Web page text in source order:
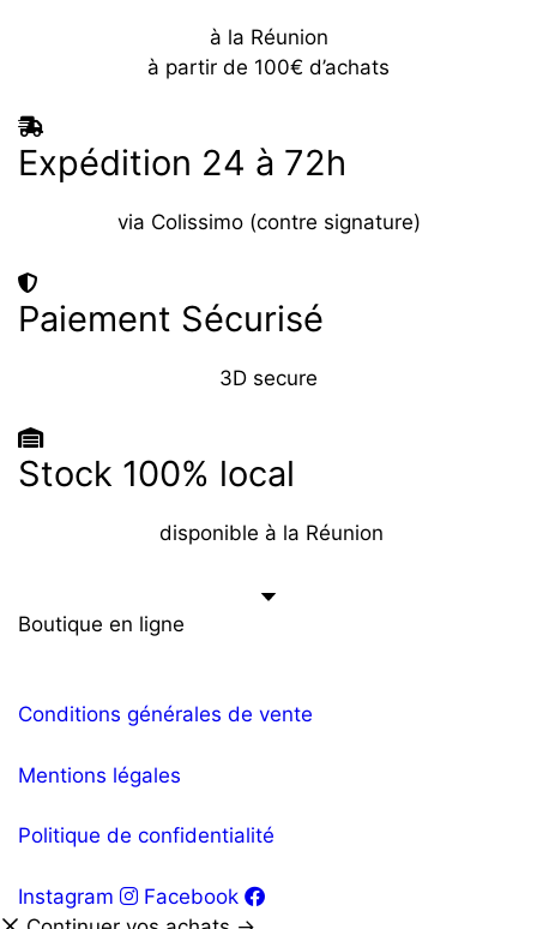
à la Réunion
à partir de 100€ d’achats
Expédition 24 à 72h
via Colissimo (contre signature)
Paiement Sécurisé
3D secure
Stock 100% local
disponible à la Réunion
Boutique en ligne
Conditions générales de vente
Mentions légales
Politique de confidentialité
Instagram
Facebook